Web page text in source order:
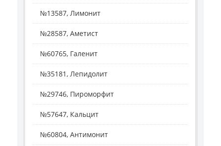
№13587, Лимонит
№28587, Аметист
№60765, Галенит
№35181, Лепидолит
№29746, Пироморфит
№57647, Кальцит
№60804, Антимонит